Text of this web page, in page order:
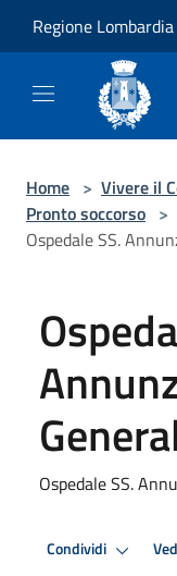
Regione Lombardia
Home > Vivere il
Pronto soccorso >
Ospedale SS.
Ospedale SS.
Condividi